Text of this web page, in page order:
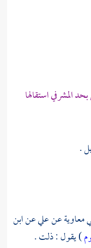
استقالها
.
معاويةعنعليعنابن
) يقول : ذلت .